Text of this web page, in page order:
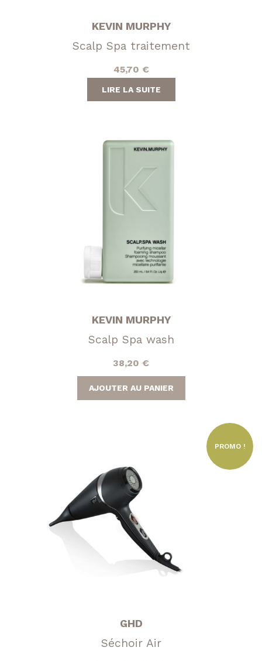
KEVIN MURPHY
Scalp Spa traitement
45,70 €
LIRE LA SUITE
KEVIN MURPHY
Scalp Spa wash
38,20 €
AJOUTER AU PANIER
PROMO !
GHD
Séchoir Air